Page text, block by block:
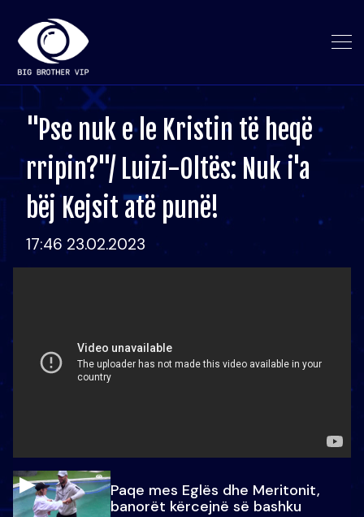
"Pse nuk e le Kristin të heqë
rripin?"/ Luizi-Oltës: Nuk i'a
bëj Kejsit atë punë!
17:46 23.02.2023
Paqe mes Eglës dhe Meritonit,
banorët kërcejnë së bashku